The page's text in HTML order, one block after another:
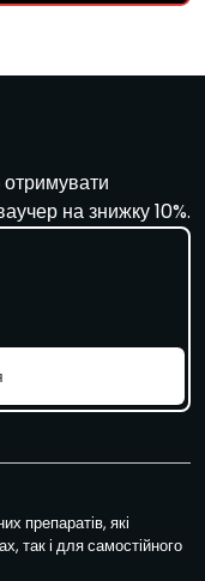
на знижку 10%.
препаратів, які
так і для самостійного